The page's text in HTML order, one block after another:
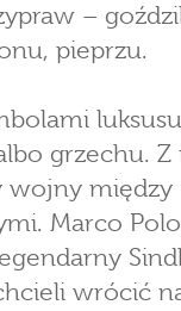
–
pieprzu.
grzechu. Z
wojny między
Marco
wrócić